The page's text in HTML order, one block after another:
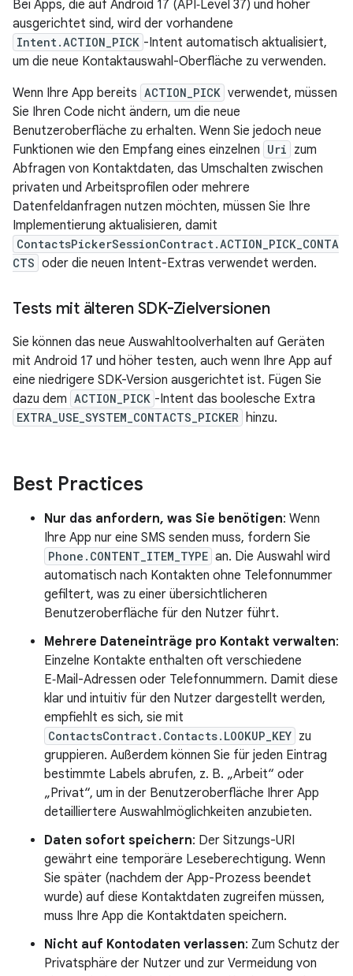
Bei Apps, die auf Android 17 (API‑Level 37) und höher
ausgerichtet sind, wird der vorhandene
Intent.ACTION_PICK -Intent automatisch aktualisiert,
um die neue Kontaktauswahl-Oberfläche zu verwenden.
Wenn Ihre App bereits ACTION_PICK verwendet, müssen
Sie Ihren Code nicht ändern, um die neue
Benutzeroberfläche zu erhalten. Wenn Sie jedoch neue
Funktionen wie den Empfang eines einzelnen Uri zum
Abfragen von Kontaktdaten, das Umschalten zwischen
privaten und Arbeitsprofilen oder mehrere
Datenfeldanfragen nutzen möchten, müssen Sie Ihre
Implementierung aktualisieren, damit
ContactsPickerSessionContract.ACTION_PICK_CONTA
CTS oder die neuen Intent-Extras verwendet werden.
Tests mit älteren SDK-Zielversionen
Sie können das neue Auswahltoolverhalten auf Geräten
mit Android 17 und höher testen, auch wenn Ihre App auf
eine niedrigere SDK-Version ausgerichtet ist. Fügen Sie
dazu dem ACTION_PICK -Intent das boolesche Extra
EXTRA_USE_SYSTEM_CONTACTS_PICKER hinzu.
Best Practices
Nur das anfordern, was Sie benötigen: Wenn
Ihre App nur eine SMS senden muss, fordern Sie
Phone.CONTENT_ITEM_TYPE an. Die Auswahl wird
automatisch nach Kontakten ohne Telefonnummer
gefiltert, was zu einer übersichtlicheren
Benutzeroberfläche für den Nutzer führt.
Mehrere Dateneinträge pro Kontakt verwalten:
Einzelne Kontakte enthalten oft verschiedene
E‑Mail-Adressen oder Telefonnummern. Damit diese
klar und intuitiv für den Nutzer dargestellt werden,
empfiehlt es sich, sie mit
ContactsContract.Contacts.LOOKUP_KEY zu
gruppieren. Außerdem können Sie für jeden Eintrag
bestimmte Labels abrufen, z. B. „Arbeit“ oder
„Privat“, um in der Benutzeroberfläche Ihrer App
detailliertere Auswahlmöglichkeiten anzubieten.
Daten sofort speichern: Der Sitzungs-URI
gewährt eine temporäre Leseberechtigung. Wenn
Sie später (nachdem der App-Prozess beendet
wurde) auf diese Kontaktdaten zugreifen müssen,
muss Ihre App die Kontaktdaten speichern.
Nicht auf Kontodaten verlassen: Zum Schutz der
Privatsphäre der Nutzer und zur Vermeidung von